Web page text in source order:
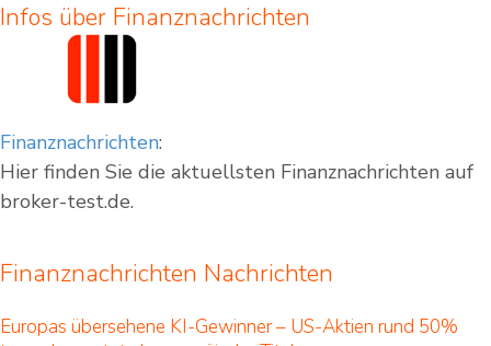
Infos über Finanznachrichten
Finanznachrichten:
Hier finden Sie die aktuellsten Finanznachrichten auf
broker-test.de.
Finanznachrichten Nachrichten
Europas übersehene KI-Gewinner – US-Aktien rund 50%